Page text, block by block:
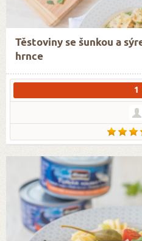
Těstoviny se šunkou a
hrnce
1